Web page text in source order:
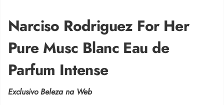
Narciso Rodriguez For Her
Pure Musc Blanc Eau de
Parfum Intense
Exclusivo Beleza na Web